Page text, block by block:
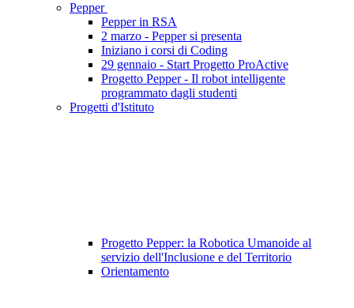
Pepper
Pepper in RSA
2 marzo - Pepper si presenta
Iniziano i corsi di Coding
29 gennaio - Start Progetto ProActive
Progetto Pepper - Il robot intelligente
programmato dagli studenti
Progetti d'Istituto
Progetto Pepper: la Robotica Umanoide al
servizio dell'Inclusione e del Territorio
Orientamento